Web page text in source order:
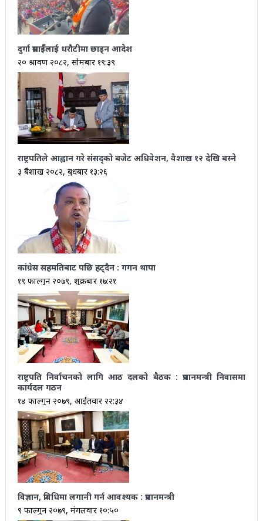
दुर्गा प्रसाईँलाई धरौटीमा छाड्न आदेश
२० श्रावण २०८२, सोमबार १९:३९
राष्ट्रपतिले आह्वान गरे संसद्‌को बजेट अधिवेशन, वैशाख १२ देखि बस्ने
३ बैशाख २०८२, बुधबार १३:२६
कांग्रेस सहमतिबाट पछि हट्दैन : गगन थापा
१९ फाल्गुन २०७९, शुक्रबार १७:२१
राष्ट्रपति निर्वाचनको लागि आठ दलको बैठक : प्रधानमन्त्री निवासमा
कार्यदल गठन
१४ फाल्गुन २०७९, आईतवार २२:३४
विज्ञान, प्रविधिमा लगानी गर्न आवश्यक : प्रधानमन्त्री
९ फाल्गुन २०७९, मंगलवार १०:५०